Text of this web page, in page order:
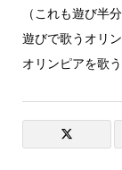
（これも遊び半
遊びで歌うオリ
オリンピアを歌